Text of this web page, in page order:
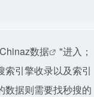
Chinaz数据
"进入；
引擎收录以及索引
数据则需要找秒搜的